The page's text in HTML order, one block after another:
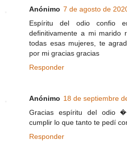
Anónimo 7 de agosto de
Espíritu del odio confio
definitivamente a mi
todas esas mujeres, te
por mi gracias gracias
Responder
Anónimo 18 de septiembre
Gracias espíritu del odio
cumplir lo que tanto te pedí
Responder